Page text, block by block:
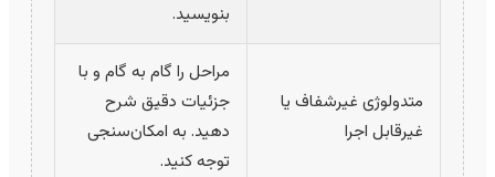
بنویسید.
متدولوژی غیرشفاف یا
غیرقابل اجرا
مراحل را گام به گام و با
جزئیات دقیق شرح
دهید. به امکان‌سنجی
توجه کنید.